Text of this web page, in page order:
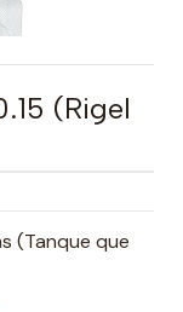
(Rigel
(Tanque que